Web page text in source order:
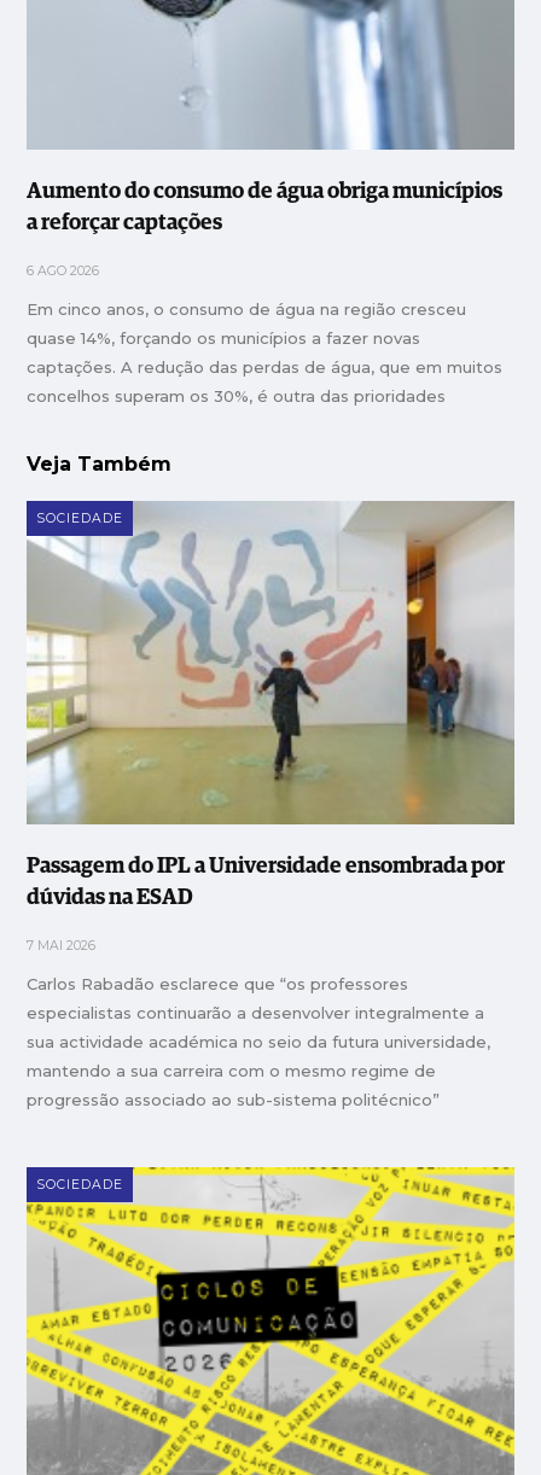
Aumento do consumo de água obriga municípios
a reforçar captações
6 AGO 2026
Em cinco anos, o consumo de água na região cresceu
quase 14%, forçando os municípios a fazer novas
captações. A redução das perdas de água, que em muitos
concelhos superam os 30%, é outra das prioridades
Veja Também
SOCIEDADE
Passagem do IPL a Universidade ensombrada por
dúvidas na ESAD
7 MAI 2026
Carlos Rabadão esclarece que “os professores
especialistas continuarão a desenvolver integralmente a
sua actividade académica no seio da futura universidade,
mantendo a sua carreira com o mesmo regime de
progressão associado ao sub-sistema politécnico”
SOCIEDADE